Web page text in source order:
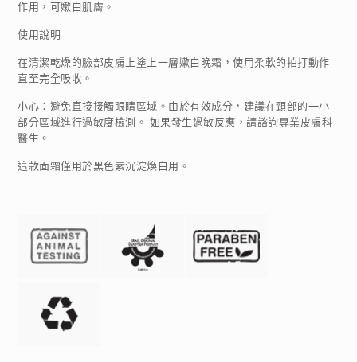
作用，可嫰白肌膚。
使用說明
在清潔乾燥的臉部皮膚上塗上一層嫰白晚霜，使用柔軟的拍打動作
直至完全吸收。
小心：避免直接接觸眼睛區域。由於有效成分，建議在頸部的一小
部分區域進行過敏度檢測。 如果發生過敏反應，請諮詢專業皮膚科
醫生。
這款面霜僅用於黑色素沉淀煥白用。